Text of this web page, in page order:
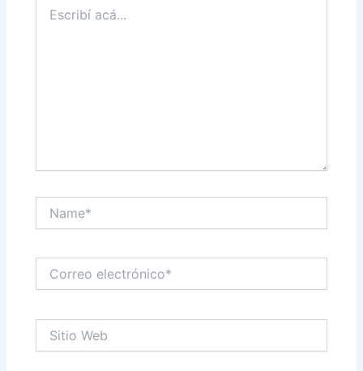
acá...
electrónico*
Web